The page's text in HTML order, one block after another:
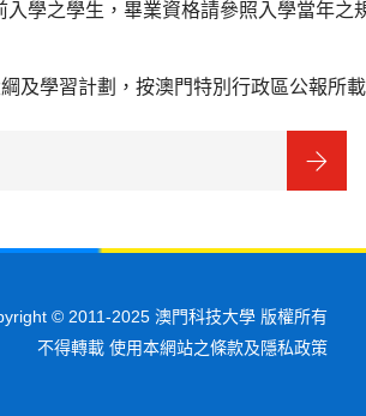
入學之學生，畢業資格請參照入學當年之
及學習計劃，按澳門特別行政區公報所
© 2011-2025 澳門科技大學 版權所有
不得轉載 使用本網站之條款及隱私政策